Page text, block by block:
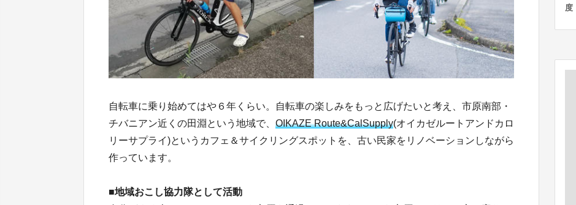
自転車に乗り始めてはや６年くらい。自転車の楽しみをもっと広げたいと考え、市原南部・
チバニアン近くの田淵という地域で、 OIKAZE Route&CalSupply(オイカゼルートアンドカロ
リーサプライ)というカフェ＆サイクリングスポットを、古い民家をリノベーションしながら
作っています。
■地域おこし協力隊として活動
度